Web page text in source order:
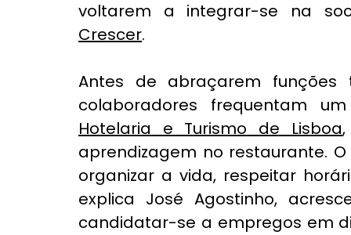
Crescer.
Antes de abraçarem funções
colaboradores frequentam
Hotelaria e Turismo de Lisboa
aprendizagem no restaurante.
organizar a vida, respeitar
explica José Agostinho,
candidatar-se a empregos em